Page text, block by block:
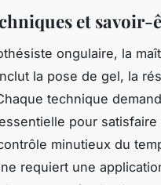
et
ongulaire, la
la pose de gel, la
technique
pour
minutieux du
requiert une